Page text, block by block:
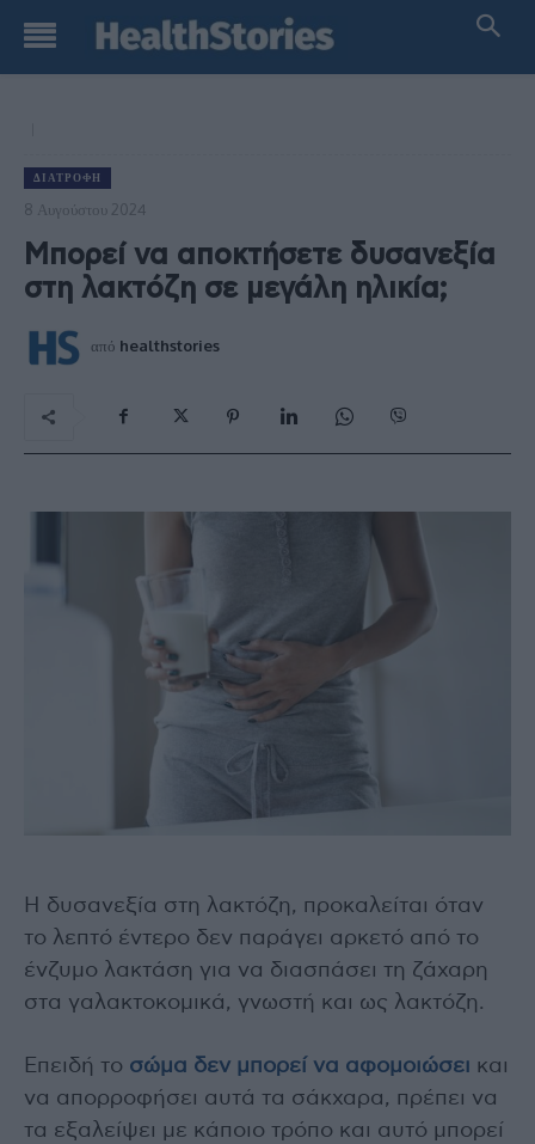
ΔΙΑΤΡΟΦΉ
8 Αυγούστου 2024
Μπορεί να αποκτήσετε δυσανεξία
στη λακτόζη σε μεγάλη ηλικία;
από healthstories
Η δυσανεξία στη λακτόζη, προκαλείται όταν
το λεπτό έντερο δεν παράγει αρκετό από το
ένζυμο λακτάση για να διασπάσει τη ζάχαρη
στα γαλακτοκομικά, γνωστή και ως λακτόζη.
Επειδή το σώμα δεν μπορεί να αφομοιώσει και
να απορροφήσει αυτά τα σάκχαρα, πρέπει να
τα εξαλείψει με κάποιο τρόπο και αυτό μπορεί